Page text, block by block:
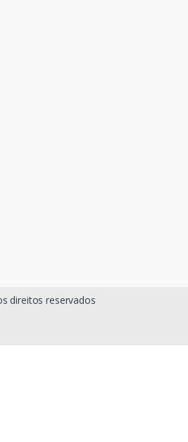
direitos reservados